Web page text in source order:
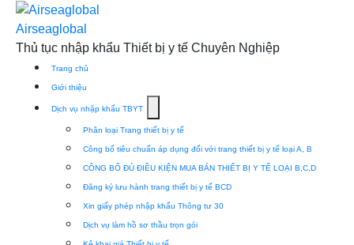
Skip
content
Airseaglobal
Thủ tục nhập khẩu Thiết bị y tế Chuyên Nghiệp
Trang chủ
Giới thiệu
Dịch vụ nhập khẩu TBYT
submenu
for
Dịch
nhập
khẩu
TBYT
Phân loại Trang thiết bị y tế
Công bố tiêu chuẩn áp dụng đối với trang thiết bị y tế loại A, B
CÔNG BỐ ĐỦ ĐIỀU KIỆN MUA BÁN THIẾT BỊ Y TẾ LOẠI B,C,D
Đăng ký lưu hành trang thiết bị y tế BCD
Xin giấy phép nhập khẩu Thông tư 30
Dịch vụ làm hồ sơ thầu trọn gói